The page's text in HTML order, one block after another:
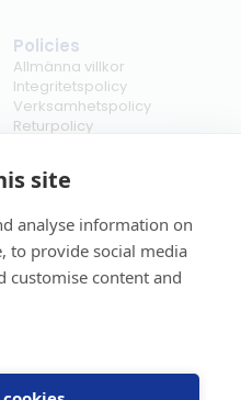
site
analyse information on
to provide social media
customise content and
Policies
Allmänna villkor
Integritetspolicy
Verksamhetspolicy
Returpolicy
Cookies